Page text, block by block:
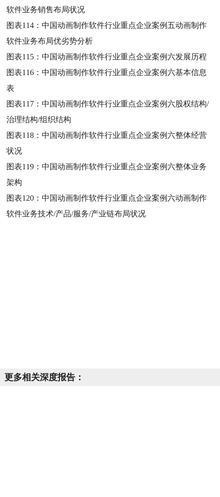
软件业务销售布局状况
图表114：中国动画制作软件行业重点企业案例五动画制作
软件业务布局优劣势分析
图表115：中国动画制作软件行业重点企业案例六发展历程
图表116：中国动画制作软件行业重点企业案例六基本信息
表
图表117：中国动画制作软件行业重点企业案例六股权结构/
治理结构/组织结构
图表118：中国动画制作软件行业重点企业案例六整体经营
状况
图表119：中国动画制作软件行业重点企业案例六整体业务
架构
图表120：中国动画制作软件行业重点企业案例六动画制作
软件业务技术/产品/服务/产业链布局状况
更多相关深度报告：